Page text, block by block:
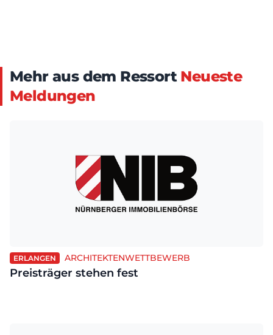
Mehr aus dem Ressort Neueste
Meldungen
ERLANGEN ARCHITEKTENWETTBEWERB
Preisträger stehen fest